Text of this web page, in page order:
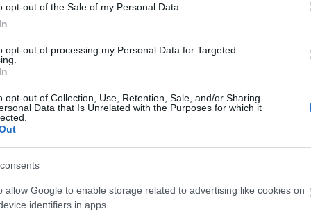
opt-out of the Sale of my Personal Data.
opt-out of processing my Personal Data for Targeted
opt-out of Collection, Use, Retention, Sale, and/or Sharing
Data that Is Unrelated with the Purposes for which it
allow Google to enable storage related to advertising like cookies on
identifiers in apps.